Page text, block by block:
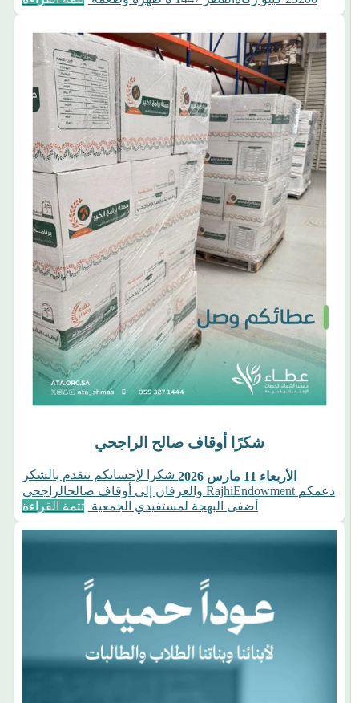
شكرًا أوقاف صالح الراجحي
الأربعاء 11 مارس 2026
شكرا لإحسانكم نتقدم بالشكر
والعرفان إلى أوقاف صالحالراجحي RajhiEndowment دعمكم
أضفى البهجة لمستفيدي الجمعية تتمة القراءة